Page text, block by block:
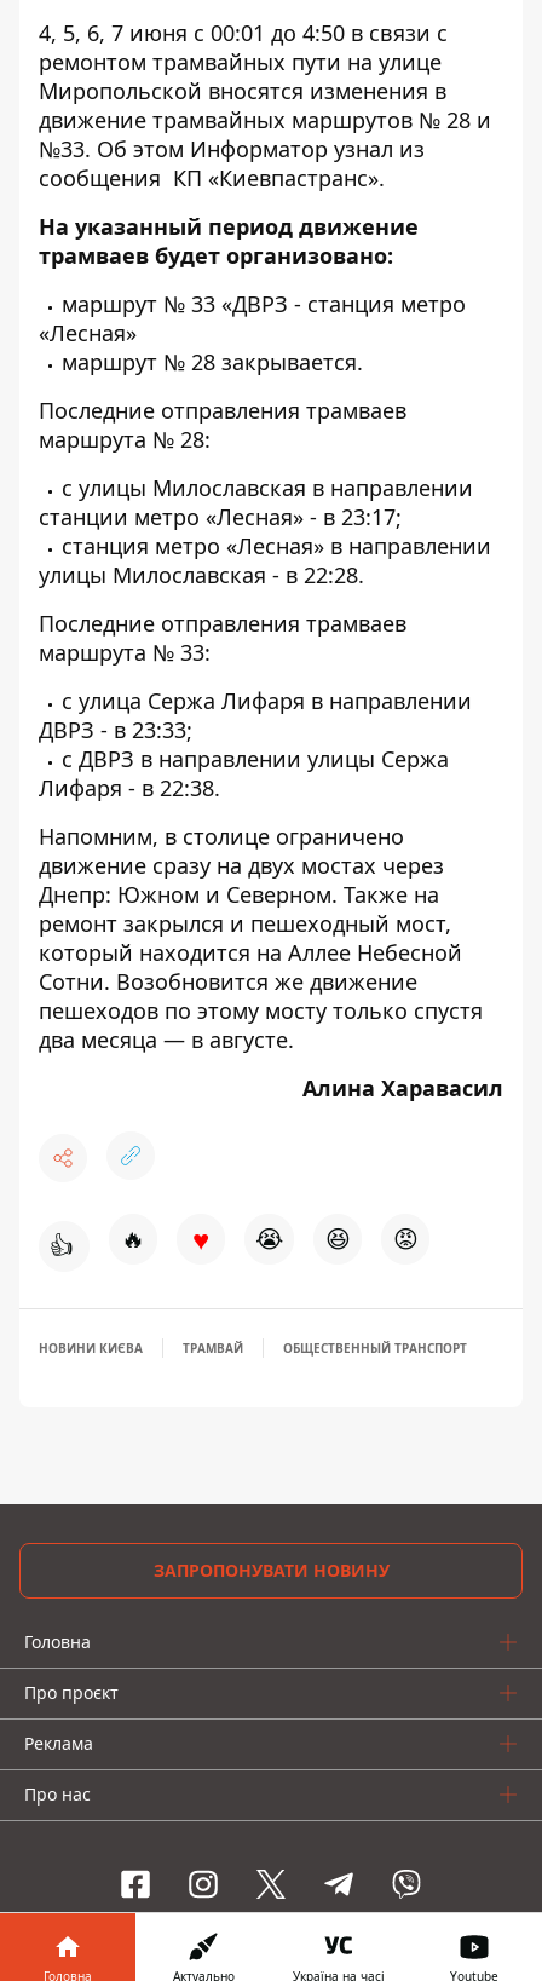
4, 5, 6, 7 июня с 00:01 до 4:50 в связи с
ремонтом трамвайных пути на улице
Миропольской вносятся изменения в
движение трамвайных маршрутов № 28 и
№33. Об этом Информатор узнал из
сообщения КП «Киевпастранс».
На указанный период движение
трамваев будет организовано:
маршрут № 33 «ДВРЗ - станция метро
«Лесная»
маршрут № 28 закрывается.
Последние отправления трамваев
маршрута № 28:
с улицы Милославская в направлении
станции метро «Лесная» - в 23:17;
станция метро «Лесная» в направлении
улицы Милославская - в 22:28.
Последние отправления трамваев
маршрута № 33:
с улица Сержа Лифаря в направлении
ДВРЗ - в 23:33;
с ДВРЗ в направлении улицы Сержа
Лифаря - в 22:38.
Напомним, в столице ограничено
движение сразу на двух мостах через
Днепр: Южном и Северном. Также на
ремонт закрылся и пешеходный мост,
который находится на Аллее Небесной
Сотни. Возобновится же движение
пешеходов по этому мосту только спустя
два месяца — в августе.
Алина Харавасил
👍 🔥 ♥ 😭 😆 😡
НОВИНИ КИЄВА ТРАМВАЙ ОБЩЕСТВЕННЫЙ ТРАНСПОРТ
ЗАПРОПОНУВАТИ НОВИНУ
Головна
Про проєкт
Реклама
Про нас
Інформатор проекти
Головна Актуально Україна на часі Youtube